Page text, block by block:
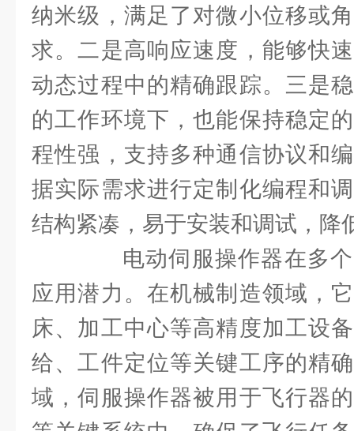
纳米级，满足了对微小位移或
求。二是高响应速度，能够快
动态过程中的精确跟踪。三是
的工作环境下，也能保持稳定
程性强，支持多种通信协议和
据实际需求进行定制化编程和
结构紧凑，易于安装和调试，降
电动伺服操作器在多个
应用潜力。在机械制造领域，
床、加工中心等高精度加工设
给、工件定位等关键工序的精
域，伺服操作器被用于飞行器